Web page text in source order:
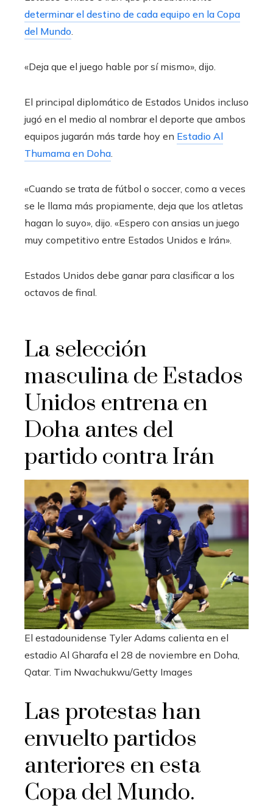
determinar el destino de cada equipo en la Copa
del Mundo.
«Deja que el juego hable por sí mismo», dijo.
El principal diplomático de Estados Unidos incluso
jugó en el medio al nombrar el deporte que ambos
equipos jugarán más tarde hoy en Estadio Al
Thumama en Doha.
«Cuando se trata de fútbol o soccer, como a veces
se le llama más propiamente, deja que los atletas
hagan lo suyo», dijo. «Espero con ansias un juego
muy competitivo entre Estados Unidos e Irán».
Estados Unidos debe ganar para clasificar a los
octavos de final.
La selección
masculina de Estados
Unidos entrena en
Doha antes del
partido contra Irán
El estadounidense Tyler Adams calienta en el
estadio Al Gharafa el 28 de noviembre en Doha,
Qatar. Tim Nwachukwu/Getty Images
Las protestas han
envuelto partidos
anteriores en esta
Copa del Mundo.